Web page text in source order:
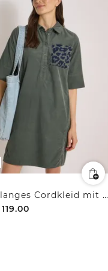
Knielanges Cordkleid mit Leo-Brusttasche
119.00